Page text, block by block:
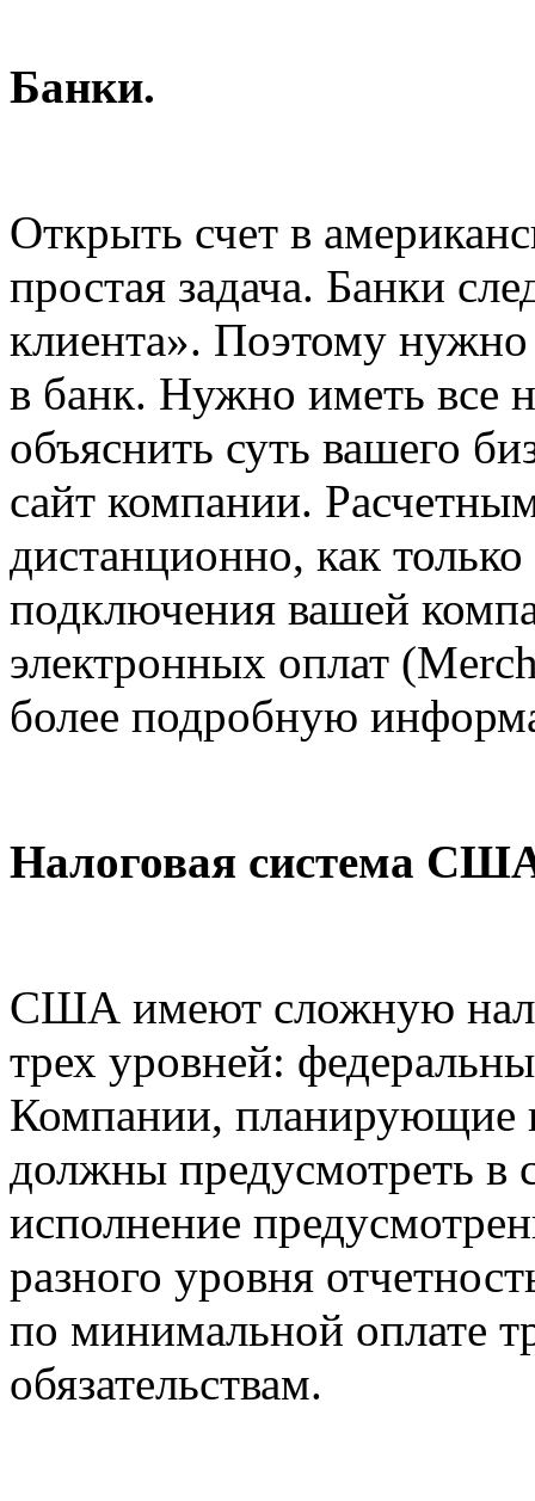
Банки.
Открыть счет в
простая задача. Банки
клиента». Поэтому
в банк. Нужно иметь все
объяснить суть вашего
сайт компании.
дистанционно, как
подключения вашей
электронных оплат
более подробную
Налоговая система
США имеют сложную
трех уровней:
Компании,
должны предусмотреть в
исполнение
разного уровня
по минимальной оплате
обязательствам.